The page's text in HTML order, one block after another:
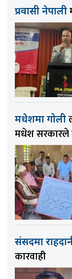
प्रवासी नेपाली
मधेशमा गोली
मधेश सरकारले
संसदमा
कारवाही